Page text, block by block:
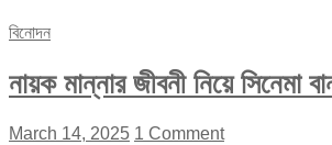
বিনোদন
নায়ক মান্নার জীবনী নিয়ে সিনেমা
March 14, 2025 1 Comment